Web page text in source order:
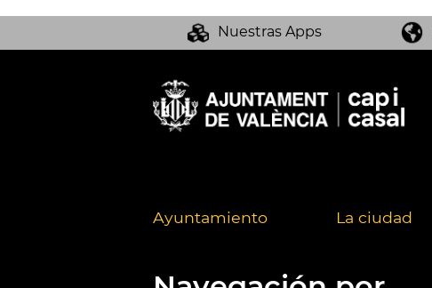
Nuestras Apps
Ayuntamiento La ciudad